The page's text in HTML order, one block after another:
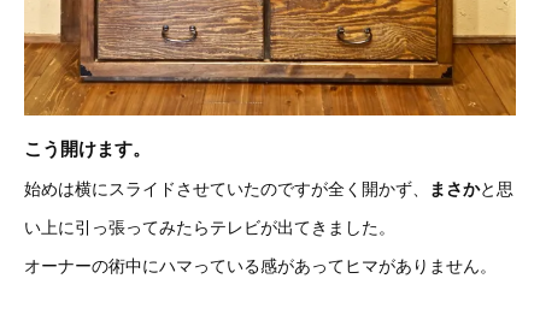
こう開けます。
始めは横にスライドさせていたのですが全く開かず、 まさかと思
い上に引っ張ってみたらテレビが出てきました。
オーナーの術中にハマっている感があってヒマがありません。